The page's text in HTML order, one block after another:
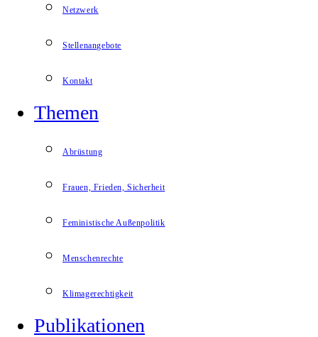
Netzwerk
Stellenangebote
Kontakt
Themen
Abrüstung
Frauen, Frieden, Sicherheit
Feministische Außenpolitik
Menschenrechte
Klimagerechtigkeit
Publikationen